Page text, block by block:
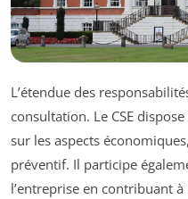
L’étendue des
consultation. Le CSE
sur les aspects
préventif. Il participe
l’entreprise en contribuant